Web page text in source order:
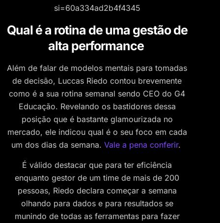
si=60a334ad2b4f4345
Qual é a rotina de uma gestão de
alta performance
Além de falar de modelos mentais para tomadas
de decisão, Luccas Riedo contou brevemente
como é a sua rotina semanal sendo CEO do G4
Educação. Revelando os bastidores dessa
posição que é bastante glamourizada no
mercado, ele indicou qual é o seu foco em cada
um dos dias da semana. Vale a pena conferir.
É válido destacar que para ter eficiência
enquanto gestor de um time de mais de 200
pessoas, Riedo declara começar a semana
olhando para dados e para resultados se
munindo de todas as ferramentas para fazer